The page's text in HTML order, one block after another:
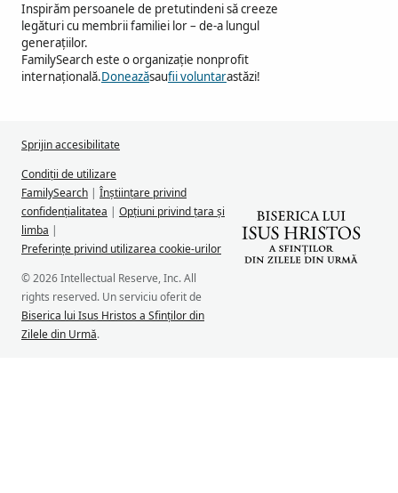
Inspirăm persoanele de pretutindeni să creeze
legături cu membrii familiei lor – de-a lungul
generațiilor.
FamilySearch este o organizație nonprofit
internațională.Doneazăsaufii voluntarastăzi!
Sprijin accesibilitate
Condiții de utilizare
FamilySearch | Înștiințare privind
confidențialitatea | Opțiuni privind țara și
limba |
Preferințe privind utilizarea cookie-urilor
© 2026 Intellectual Reserve, Inc. All
rights reserved. Un serviciu oferit de
Biserica lui Isus Hristos a Sfinților din
Zilele din Urmă.